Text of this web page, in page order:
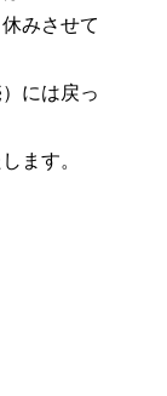
みさせて
には戻っ
ます。